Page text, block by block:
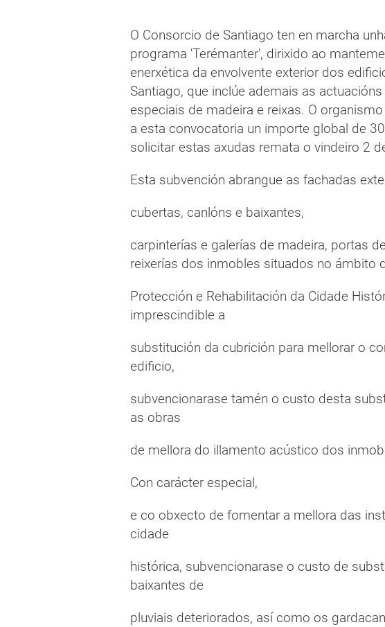
O Consorcio de Santiago ten en marcha
programa 'Terémanter', dirixido ao
enerxética da envolvente exterior dos
Santiago, que inclúe ademais as
especiais de madeira e reixas. O
a esta convocatoria un importe global de
solicitar estas axudas remata o vindeiro 2
Esta subvención abrangue as fachadas
cubertas, canlóns e baixantes,
carpinterías e galerías de madeira, portas
reixerías dos inmobles situados no ámbito
Protección e Rehabilitación da Cidade
imprescindible a
substitución da cubrición para mellorar o
edificio,
subvencionarase tamén o custo desta
as obras
de mellora do illamento acústico dos
Con carácter especial,
e co obxecto de fomentar a mellora das
cidade
histórica, subvencionarase o custo de
baixantes de
pluviais deteriorados, así como os